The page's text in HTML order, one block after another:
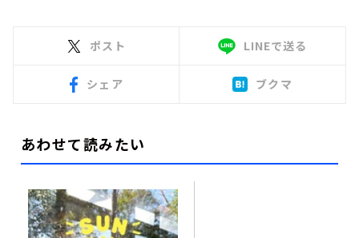
ポスト LINEで送る
シェア ブクマ
あわせて読みたい